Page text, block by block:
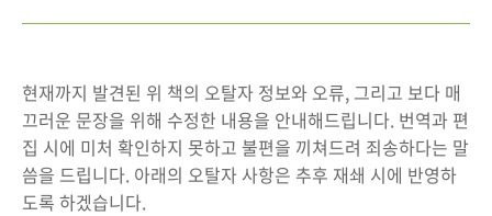
현재까지 발견된 위 책의 오탈자 정보와 오류, 그리고 보다 매
끄러운 문장을 위해 수정한 내용을 안내해드립니다. 번역과 편
집 시에 미처 확인하지 못하고 불편을 끼쳐드려 죄송하다는 말
씀을 드립니다. 아래의 오탈자 사항은 추후 재쇄 시에 반영하
도록 하겠습니다.